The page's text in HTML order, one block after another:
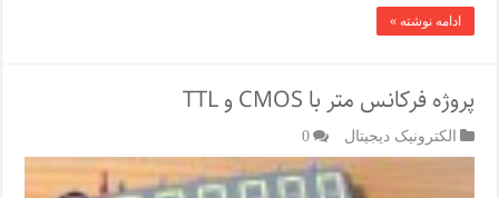
ادامه نوشته »
پروژه فرکانس متر با CMOS و TTL
الکترونیک دیجیتال 0